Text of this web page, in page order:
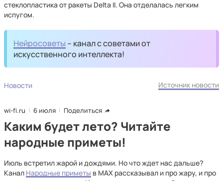
стеклопластика от ракеты Delta II. Она отделалась легким
испугом.
Нейросоветы – канал с советами от
искусственного интеллекта!
Новости Источник новости
wi-fi.ru 6 июля Поделиться
Каким будет лето? Читайте
народные приметы!
Июль встретил жарой и дождями. Но что ждет нас дальше?
Канал Народные приметы в MAX рассказывал и про жару, и про